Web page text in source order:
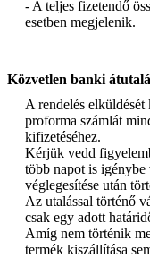
- A teljes fizetendő
esetben megjelenik.
Közvetlen banki
A rendelés
proforma számlát
kifizetéséhez.
Kérjük vedd
több napot is igénybe
véglegesítése után
Az utalással történő
csak egy adott
Amíg nem történik
termék kiszállítása